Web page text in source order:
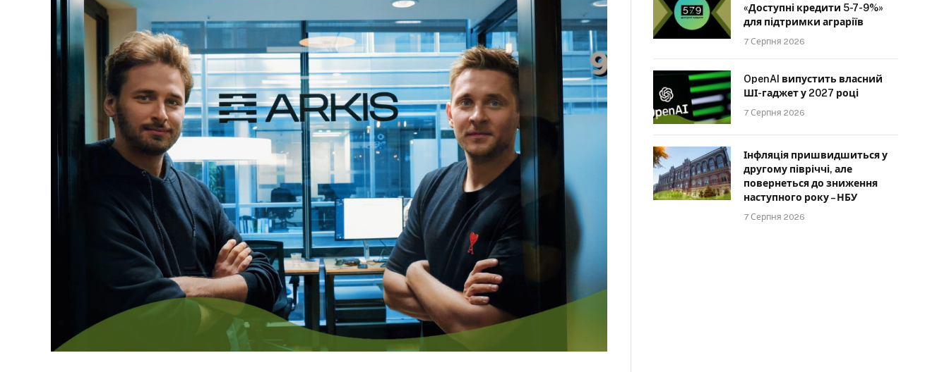
«Доступні кредити 5-7-9%»
для підтримки аграріїв
7 Серпня 2026
OpenAI випустить власний
ШІ-гаджет у 2027 році
7 Серпня 2026
Інфляція пришвидшиться у
другому півріччі, але
повернеться до зниження
наступного року – НБУ
7 Серпня 2026